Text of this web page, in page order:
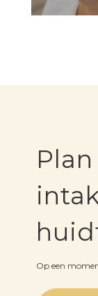
Op een